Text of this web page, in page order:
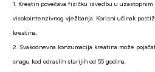
1. Kreatin povećava fizičku izvedbu u uzastopnim
visokointenzivnog vježbanja. Korisni učinak
kreatina.
2. Svakodnevna konzumacija kreatina može
snagu kod odraslih starijih od 55 godina.